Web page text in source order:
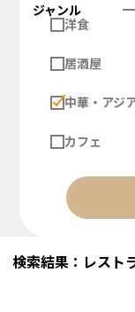
ジャンル
洋食
居酒屋
中華・アジ
カフェ
検索結果：レスト